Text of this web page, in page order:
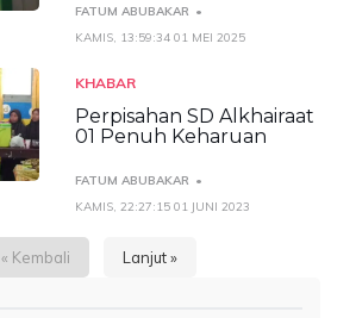
FATUM ABUBAKAR
KAMIS, 13:59:34 01 MEI 2025
KHABAR
Perpisahan SD Alkhairaat
01 Penuh Keharuan
FATUM ABUBAKAR
KAMIS, 22:27:15 01 JUNI 2023
« Kembali Lanjut »